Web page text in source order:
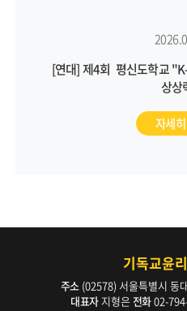
[연대] 제4회 평신도학교
상상
자세
기독교윤
주소 (02578) 서울특별시 동
대표자지형은 전화02-